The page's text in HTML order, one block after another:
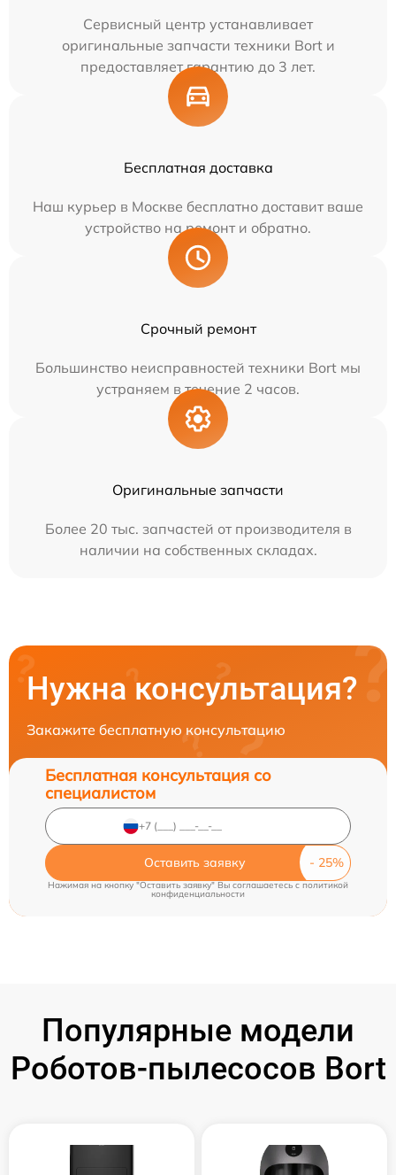
Сервисный центр устанавливает
оригинальные запчасти техники Bort и
предоставляет гарантию до 3 лет.
Бесплатная доставка
Наш курьер в Москве бесплатно доставит ваше
устройство на ремонт и обратно.
Срочный ремонт
Большинство неисправностей техники Bort мы
устраняем в течение 2 часов.
Оригинальные запчасти
Более 20 тыс. запчастей от производителя в
наличии на собственных складах.
Нужна консультация?
Закажите бесплатную консультацию
Бесплатная консультация со
специалистом
Оставить заявку
Нажимая на кнопку "Оставить заявку" Вы соглашаетесь cполитикой
конфиденциальности
Популярные модели
Роботов-пылесосов Bort